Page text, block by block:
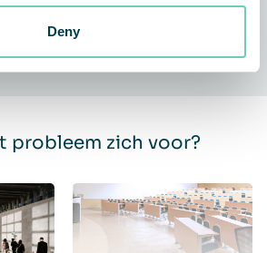
Deny
probleem zich voor?